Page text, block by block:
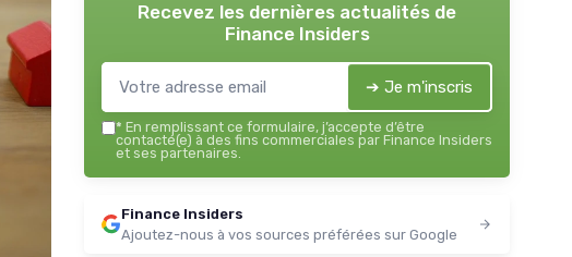
Recevez les dernières actualités de
Finance Insiders
➔ Je m'inscris
* En remplissant ce formulaire, j’accepte d’être
contacté(e) à des fins commerciales par Finance Insiders
et ses partenaires.
Finance Insiders
Ajoutez-nous à vos sources préférées sur Google